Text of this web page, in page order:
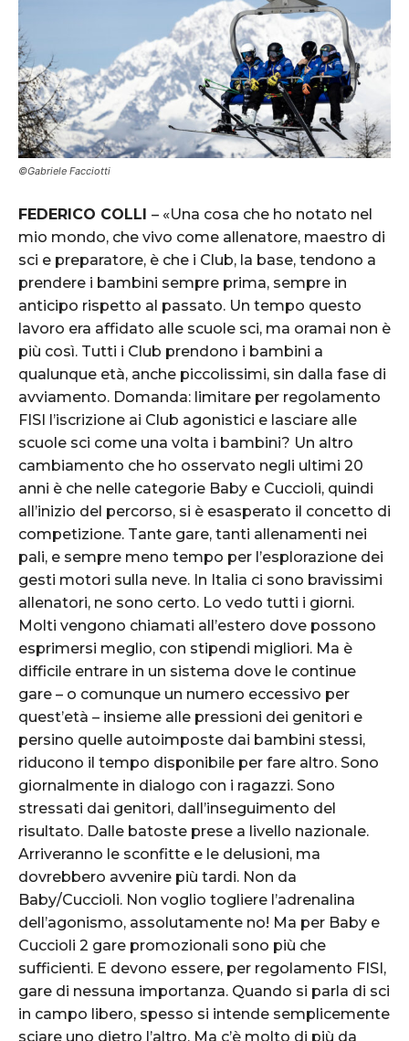
©Gabriele Facciotti
FEDERICO COLLI – «Una cosa che ho notato nel
mio mondo, che vivo come allenatore, maestro di
sci e preparatore, è che i Club, la base, tendono a
prendere i bambini sempre prima, sempre in
anticipo rispetto al passato. Un tempo questo
lavoro era affidato alle scuole sci, ma oramai non è
più così. Tutti i Club prendono i bambini a
qualunque età, anche piccolissimi, sin dalla fase di
avviamento. Domanda: limitare per regolamento
FISI l’iscrizione ai Club agonistici e lasciare alle
scuole sci come una volta i bambini? Un altro
cambiamento che ho osservato negli ultimi 20
anni è che nelle categorie Baby e Cuccioli, quindi
all’inizio del percorso, si è esasperato il concetto di
competizione. Tante gare, tanti allenamenti nei
pali, e sempre meno tempo per l’esplorazione dei
gesti motori sulla neve. In Italia ci sono bravissimi
allenatori, ne sono certo. Lo vedo tutti i giorni.
Molti vengono chiamati all’estero dove possono
esprimersi meglio, con stipendi migliori. Ma è
difficile entrare in un sistema dove le continue
gare – o comunque un numero eccessivo per
quest’età – insieme alle pressioni dei genitori e
persino quelle autoimposte dai bambini stessi,
riducono il tempo disponibile per fare altro. Sono
giornalmente in dialogo con i ragazzi. Sono
stressati dai genitori, dall’inseguimento del
risultato. Dalle batoste prese a livello nazionale.
Arriveranno le sconfitte e le delusioni, ma
dovrebbero avvenire più tardi. Non da
Baby/Cuccioli. Non voglio togliere l’adrenalina
dell’agonismo, assolutamente no! Ma per Baby e
Cuccioli 2 gare promozionali sono più che
sufficienti. E devono essere, per regolamento FISI,
gare di nessuna importanza. Quando si parla di sci
in campo libero, spesso si intende semplicemente
sciare uno dietro l’altro. Ma c’è molto di più da